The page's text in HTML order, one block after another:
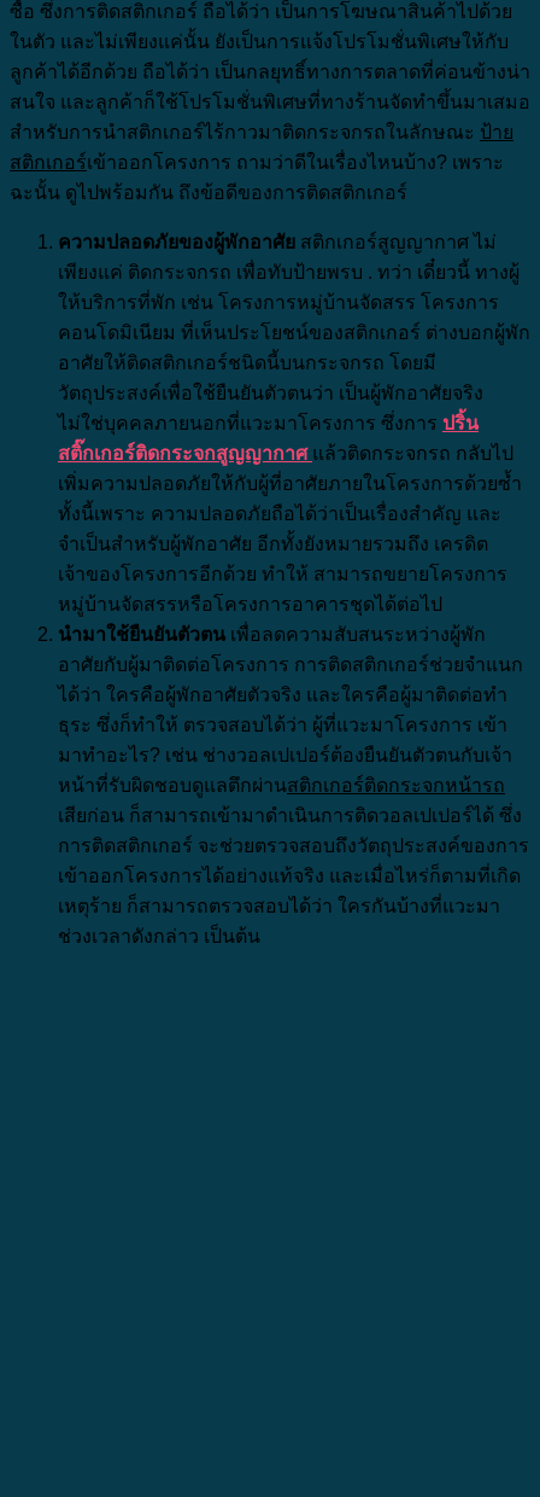
ซื้อ ซึ่งการติดสติกเกอร์ ถือได้ว่า เป็นการโฆษณาสินค้าไปด้วย
ในตัว และไม่เพียงแค่นั้น ยังเป็นการแจ้งโปรโมชั่นพิเศษให้กับ
ลูกค้าได้อีกด้วย ถือได้ว่า เป็นกลยุทธิ์ทางการตลาดที่ค่อนข้างน่า
สนใจ และลูกค้าก็ใช้โปรโมชั่นพิเศษที่ทางร้านจัดทำขึ้นมาเสมอ
สำหรับการนำสติกเกอร์ไร้กาวมาติดกระจกรถในลักษณะ ป้าย
สติกเกอร์เข้าออกโครงการ ถามว่าดีในเรื่องไหนบ้าง? เพราะ
ฉะนั้น ดูไปพร้อมกัน ถึงข้อดีของการติดสติกเกอร์
ความปลอดภัยของผู้พักอาศัย สติกเกอร์สูญญากาศ ไม่
เพียงแค่ ติดกระจกรถ เพื่อทับป้ายพรบ . ทว่า เดี๋ยวนี้ ทางผู้
ให้บริการที่พัก เช่น โครงการหมู่บ้านจัดสรร โครงการ
คอนโดมิเนียม ที่เห็นประโยชน์ของสติกเกอร์ ต่างบอกผู้พัก
อาศัยให้ติดสติกเกอร์ชนิดนี้บนกระจกรถ โดยมี
วัตถุประสงค์เพื่อใช้ยืนยันตัวตนว่า เป็นผู้พักอาศัยจริง
ไม่ใช่บุคคลภายนอกที่แวะมาโครงการ ซึ่งการ ปริ้น
สติ๊กเกอร์ติดกระจกสูญญากาศ แล้วติดกระจกรถ กลับไป
เพิ่มความปลอดภัยให้กับผู้ที่อาศัยภายในโครงการด้วยซ้ำ
ทั้งนี้เพราะ ความปลอดภัยถือได้ว่าเป็นเรื่องสำคัญ และ
จำเป็นสำหรับผู้พักอาศัย อีกทั้งยังหมายรวมถึง เครดิต
เจ้าของโครงการอีกด้วย ทำให้ สามารถขยายโครงการ
หมู่บ้านจัดสรรหรือโครงการอาคารชุดได้ต่อไป
นำมาใช้ยืนยันตัวตน เพื่อลดความสับสนระหว่างผู้พัก
อาศัยกับผู้มาติดต่อโครงการ การติดสติกเกอร์ช่วยจำแนก
ได้ว่า ใครคือผู้พักอาศัยตัวจริง และใครคือผู้มาติดต่อทำ
ธุระ ซึ่งก็ทำให้ ตรวจสอบได้ว่า ผู้ที่แวะมาโครงการ เข้า
มาทำอะไร? เช่น ช่างวอลเปเปอร์ต้องยืนยันตัวตนกับเจ้า
หน้าที่รับผิดชอบดูแลตึกผ่านสติกเกอร์ติดกระจกหน้ารถ
เสียก่อน ก็สามารถเข้ามาดำเนินการติดวอลเปเปอร์ได้ ซึ่ง
การติดสติกเกอร์ จะช่วยตรวจสอบถึงวัตถุประสงค์ของการ
เข้าออกโครงการได้อย่างแท้จริง และเมื่อไหร่ก็ตามที่เกิด
เหตุร้าย ก็สามารถตรวจสอบได้ว่า ใครกันบ้างที่แวะมา
ช่วงเวลาดังกล่าว เป็นต้น